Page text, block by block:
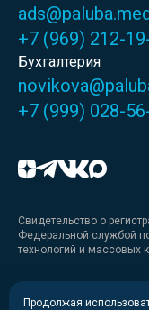
+7 (969) 212-
Бухгалтерия
+7 (999) 028-
Свидетельство о
Федеральной службой
технологий и массовых
Медиакит
Продолжая